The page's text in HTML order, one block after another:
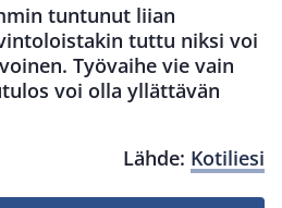
tuntunut liian
tuttu niksi voi
Työvaihe vie vain
voi olla yllättävän
Lähde: Kotiliesi